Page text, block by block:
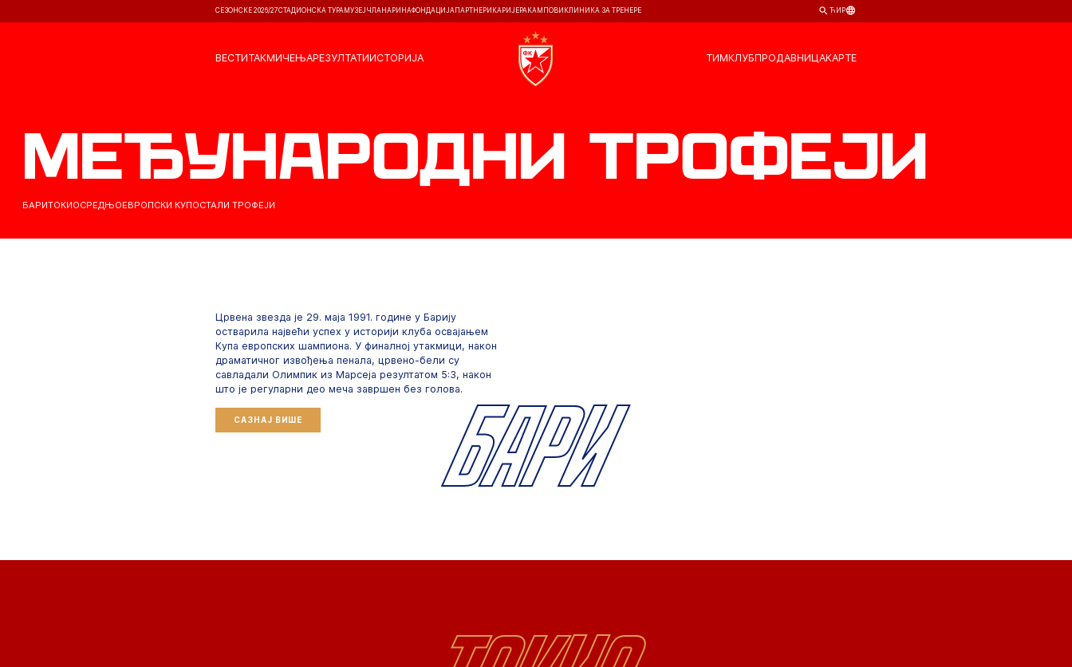
СЕЗОНСКЕ 2026/27СТАДИОНСКА ТУРА МУЗЕЈ ЧЛАНАРИНАФОНДАЦИЈА ПАРТНЕРИ КАРИЈЕРА КАМПОВИ КЛИНИКА ЗА ТРЕНЕРЕ ЋИР
ВЕСТИТАКМИЧЕЊАРЕЗУЛТАТИИСТОРИЈА ТИМКЛУБПРОДАВНИЦАКАРТЕ
Међународни трофеји
БАРИТОКИОСРЕДЊОЕВРОПСКИ КУПОСТАЛИ ТРОФЕЈИ
Црвена звезда је 29. маја 1991. године у Барију
остварила највећи успех у историји клуба освајањем
Купа европских шампиона. У финалној утакмици, након
драматичног извођења пенала, црвено-бели су
савладали Олимпик из Марсеја резултатом 5:3, након
што је регуларни део меча завршен без голова.
САЗНАЈ ВИШЕ Бари